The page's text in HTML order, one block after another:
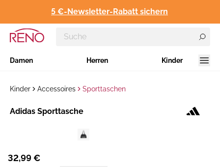
5 €-Newsletter-Rabatt sichern
Damen Herren Kinder
Kinder Accessoires Sporttaschen
Hersteller:
​Adidas Sporttasche
32,99 €